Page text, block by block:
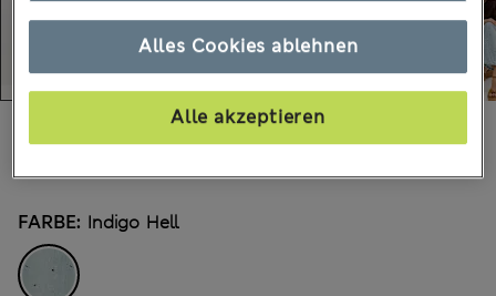
Alle Preise enthalten Steuern und Abgaben
FARBE: Indigo Hell
Alles Cookies ablehnen
Alle akzeptieren